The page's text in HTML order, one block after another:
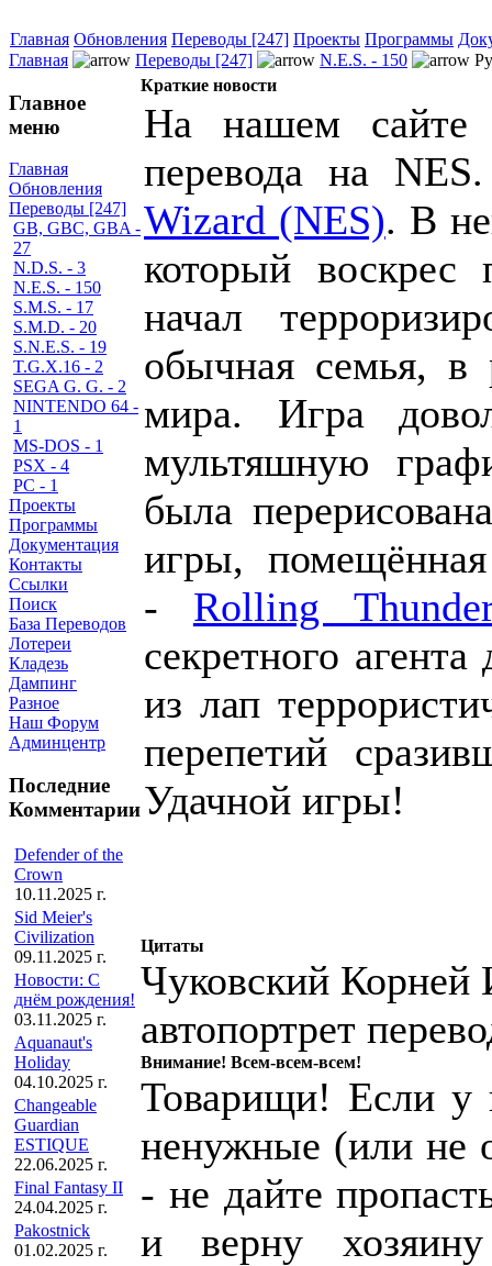
Главная Обновления Переводы [247] Проекты Программы
Главная
Переводы [247] N.E.S. - 150
Главное
меню
Главная
Обновления
Переводы [247]
GB, GBC, GBA -
27
N.D.S. - 3
N.E.S. - 150
S.M.S. - 17
S.M.D. - 20
S.N.E.S. - 19
T.G.X.16 - 2
SEGA G. G. - 2
NINTENDO 64 -
1
MS-DOS - 1
PSX - 4
PC - 1
Проекты
Программы
Документация
Контакты
Ссылки
Поиск
База Переводов
Лотереи
Кладезь
Дампинг
Разное
Наш Форум
Админцентр
Последние
Комментарии
Defender of the
Crown
10.11.2025 г.
Sid Meier's
Civilization
09.11.2025 г.
Новости: С
днём рождения!
03.11.2025 г.
Aquanaut's
Holiday
04.10.2025 г.
Changeable
Guardian
ESTIQUE
22.06.2025 г.
Final Fantasy II
24.04.2025 г.
Pakostnick
01.02.2025 г.
Краткие новости
На нашем сайте
перевода на
Wizard (NES). В
который воскрес
начал
обычная семья, в
мира. Игра
мультяшную
была
игры,
- Rolling
секретного
из лап
перепетий
Удачной игры!
Цитаты
Чуковский
автопортрет
Внимание! Всем-всем-всем!
Товарищи! Если у
ненужные (или не
- не дайте
и верну